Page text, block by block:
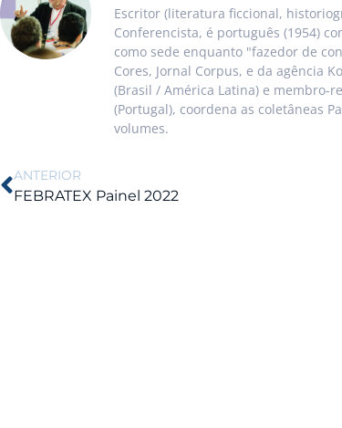
Escritor (literatura ficcional,
Conferencista, é português (1954)
como sede enquanto "fazedor de
Cores, Jornal Corpus, e da agência
(Brasil / América Latina) e membro-
(Portugal), coordena as coletâneas
volumes.
ANTERIOR
FEBRATEX Painel 2022